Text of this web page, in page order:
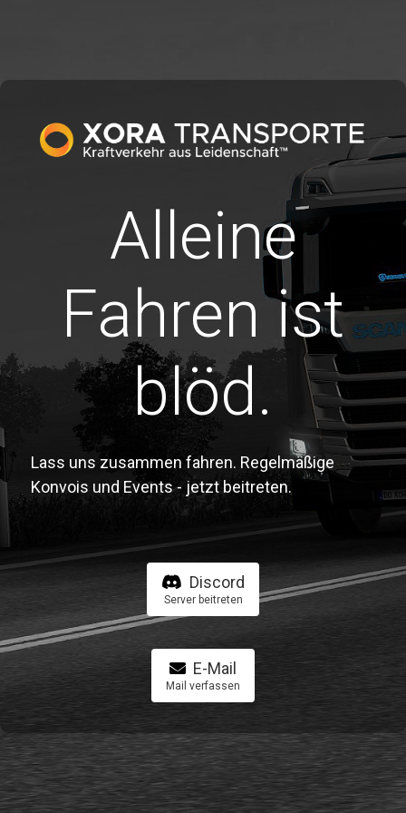
Alleine
Fahren ist
blöd.
Lass uns zusammen fahren. Regelmäßige
Konvois und Events - jetzt beitreten.
Discord
Server beitreten
E-Mail
Mail verfassen